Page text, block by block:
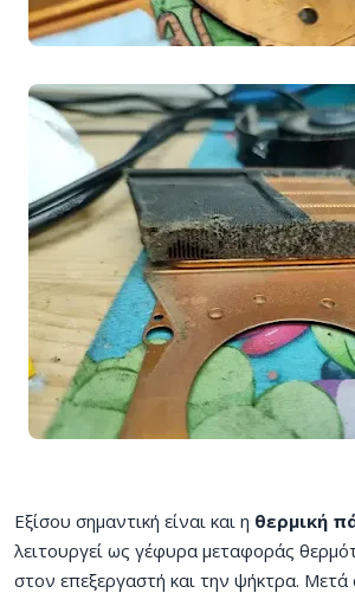
Εξίσου σημαντική είναι και η θερμική
λειτουργεί ως γέφυρα μεταφοράς
στον επεξεργαστή και την ψήκτρα.